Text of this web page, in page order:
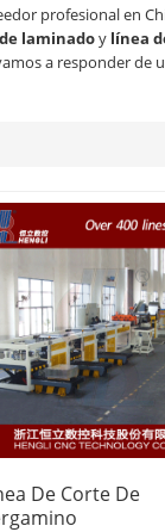
profesional en
laminadoy línea
a responder de
De Corte De